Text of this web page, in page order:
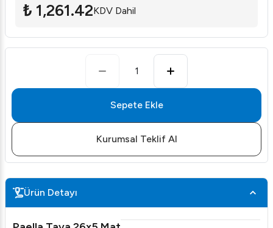
₺ 1,261.42KDV Dahil
1
Sepete Ekle
Kurumsal Teklif Al
Ürün Detayı